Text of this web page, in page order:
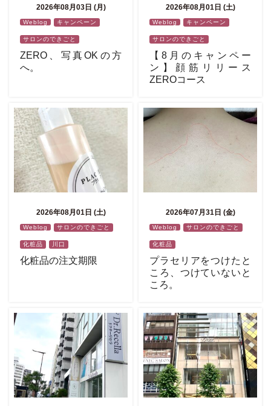
2026年08月03日 (月)
Weblog キャンペーン
サロンのできごと
ZERO、写真OKの方
へ。
2026年08月01日 (土)
Weblog キャンペーン
サロンのできごと
【8月のキャンペー
ン】顔筋リリース
ZEROコース
2026年08月01日 (土)
Weblog サロンのできごと
化粧品 川口
化粧品の注文期限
2026年07月31日 (金)
Weblog サロンのできごと
化粧品
プラセリアをつけたと
ころ、つけていないと
ころ。